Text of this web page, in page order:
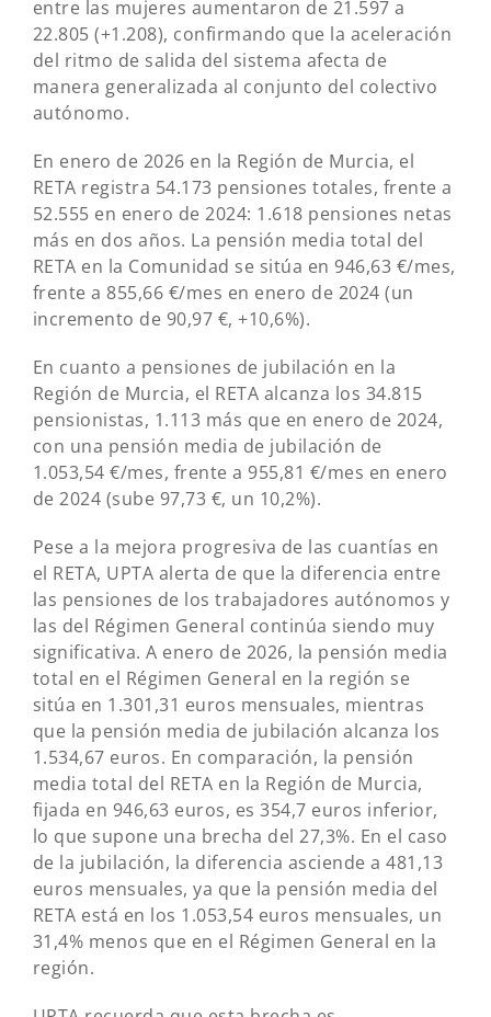
entre las mujeres aumentaron de 21.597 a
22.805 (+1.208), confirmando que la aceleración
del ritmo de salida del sistema afecta de
manera generalizada al conjunto del colectivo
autónomo.
En enero de 2026 en la Región de Murcia, el
RETA registra 54.173 pensiones totales, frente a
52.555 en enero de 2024: 1.618 pensiones netas
más en dos años. La pensión media total del
RETA en la Comunidad se sitúa en 946,63 €/mes,
frente a 855,66 €/mes en enero de 2024 (un
incremento de 90,97 €, +10,6%).
En cuanto a pensiones de jubilación en la
Región de Murcia, el RETA alcanza los 34.815
pensionistas, 1.113 más que en enero de 2024,
con una pensión media de jubilación de
1.053,54 €/mes, frente a 955,81 €/mes en enero
de 2024 (sube 97,73 €, un 10,2%).
Pese a la mejora progresiva de las cuantías en
el RETA, UPTA alerta de que la diferencia entre
las pensiones de los trabajadores autónomos y
las del Régimen General continúa siendo muy
significativa. A enero de 2026, la pensión media
total en el Régimen General en la región se
sitúa en 1.301,31 euros mensuales, mientras
que la pensión media de jubilación alcanza los
1.534,67 euros. En comparación, la pensión
media total del RETA en la Región de Murcia,
fijada en 946,63 euros, es 354,7 euros inferior,
lo que supone una brecha del 27,3%. En el caso
de la jubilación, la diferencia asciende a 481,13
euros mensuales, ya que la pensión media del
RETA está en los 1.053,54 euros mensuales, un
31,4% menos que en el Régimen General en la
región.